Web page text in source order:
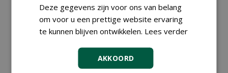
stappen naar meer
biodiversiteit'
maandag 28 september 2026
Boomkwekerij op 9 oktober
2026
vrijdag 9 oktober 2026
Deze gegevens zijn voor ons van belang
om voor u een prettige website ervaring
te kunnen blijven ontwikkelen. Lees verder
AKKOORD